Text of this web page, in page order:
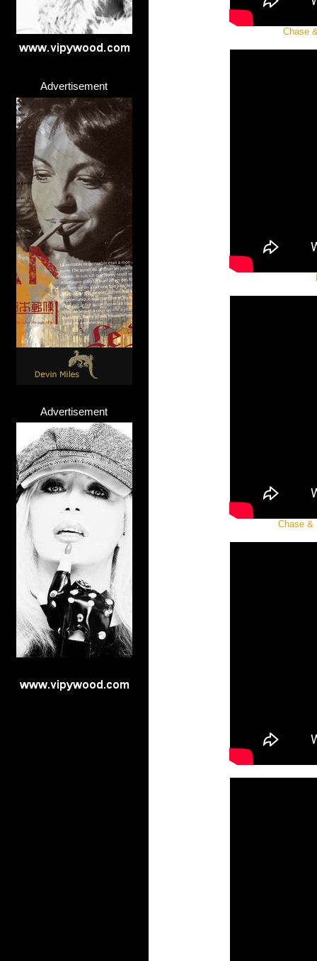
Advertisement
Advertisement
Chase
Chase &